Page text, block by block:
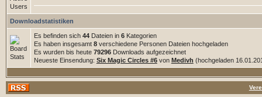
Downloadstatistiken
Es befinden sich 44Dateien in 6Kategorien
Es haben insgesamt 8verschiedene Personen Dateien hochgeladen
Es wurden bis heute 79296Downloads aufgezeichnet
Neueste Einsendung: Six Magic Circles #6von Medivh (hochgeladen